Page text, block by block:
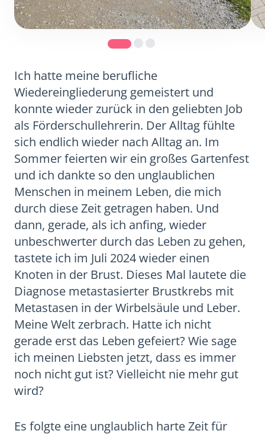
Ich hatte meine berufliche
Wiedereingliederung gemeistert und
konnte wieder zurück in den geliebten Job
als Förderschullehrerin. Der Alltag fühlte
sich endlich wieder nach Alltag an. Im
Sommer feierten wir ein großes Gartenfest
und ich dankte so den unglaublichen
Menschen in meinem Leben, die mich
durch diese Zeit getragen haben. Und
dann, gerade, als ich anfing, wieder
unbeschwerter durch das Leben zu gehen,
tastete ich im Juli 2024 wieder einen
Knoten in der Brust. Dieses Mal lautete die
Diagnose metastasierter Brustkrebs mit
Metastasen in der Wirbelsäule und Leber.
Meine Welt zerbrach. Hatte ich nicht
gerade erst das Leben gefeiert? Wie sage
ich meinen Liebsten jetzt, dass es immer
noch nicht gut ist? Vielleicht nie mehr gut
wird?
Es folgte eine unglaublich harte Zeit für